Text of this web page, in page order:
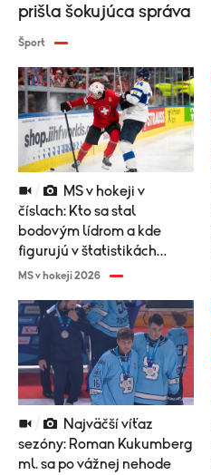
prišla šokujúca správa
Šport
číslach: Kto sa stal
bodovým lídrom a kde
figurujú v štatistikách
Slováci?
MS v hokeji 2026
sezóny: Roman Kukumberg
ml. sa po vážnej nehode